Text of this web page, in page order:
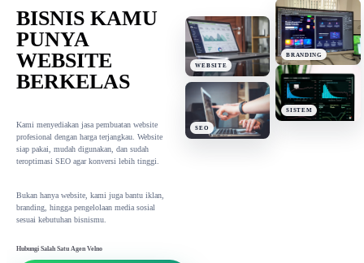
BISNIS KAMU
PUNYA
WEBSITE
BERKELAS
Kami menyediakan jasa pembuatan website
profesional dengan harga terjangkau. Website
siap pakai, mudah digunakan, dan sudah
teroptimasi SEO agar konversi lebih tinggi.
Bukan hanya website, kami juga bantu iklan,
branding, hingga pengelolaan media sosial
sesuai kebutuhan bisnismu.
Hubungi Salah Satu Agen Velno
WEBSITE
BRANDING
SEO
SISTEM